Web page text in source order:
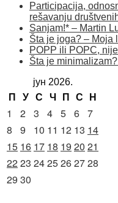
Participacija,
rešavanju
Sanjam!* – Martin
Šta je joga? – Moja
POPP ili POPC,
Šta je
јун 2026.
П У С Ч П С Н
1
2 3 4 5 6 7
8
9 10 11 12 13 14
15 16 17 18 19 20 21
2223 2425262728
29 30